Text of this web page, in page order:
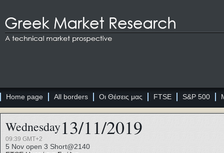
Home page All borders Οι Θέσεις μας FTSE S&P 500
Wednesday13/11/2019
09:39 GMT+2
5 Nov open 3 Short@2140